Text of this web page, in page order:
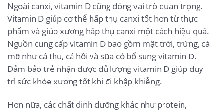
Ngoài canxi, vitamin D cũng đóng vai trò quan trọng.
Vitamin D giúp cơ thể hấp thụ canxi tốt hơn từ thực
phẩm và giúp xương hấp thụ canxi một cách hiệu quả.
Nguồn cung cấp vitamin D bao gồm mặt trời, trứng, cá
mỡ như cá thu, cá hồi và sữa có bổ sung vitamin D.
Đảm bảo trẻ nhận được đủ lượng vitamin D giúp duy
trì sức khỏe xương tốt khi đi khập khiễng.
Hơn nữa, các chất dinh dưỡng khác như protein,